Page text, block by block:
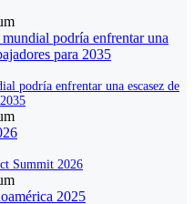
podría enfrentar una escasez de
Summit 2026